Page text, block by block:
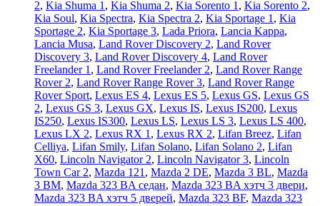
2, Kia Shuma 1 , Kia Shuma 2, Kia Sorento 1 , Kia Sorento 2,
Kia Soul, Kia Spectra, Kia Spectra 2, Kia Sportage 1 , Kia
Sportage 2, Kia Sportage 3, Lada Priora, Lancia Kappa,
Lancia Musa, Land Rover Discovery 2, Land Rover
Discovery 3, Land Rover Discovery 4, Land Rover
Freelander 1 , Land Rover Freelander 2, Land Rover Range
Rover 2, Land Rover Range Rover 3, Land Rover Range
Rover Sport, Lexus ES 4, Lexus ES 5, Lexus GS, Lexus GS
2, Lexus GS 3, Lexus GX, Lexus IS, Lexus IS200, Lexus
IS250, Lexus IS300, Lexus LS, Lexus LS 3, Lexus LS 400,
Lexus LX 2, Lexus RX 1 , Lexus RX 2, Lifan Breez, Lifan
Celliya, Lifan Smily, Lifan Solano, Lifan Solano 2, Lifan
X60, Lincoln Navigator 2, Lincoln Navigator 3, Lincoln
Town Car 2, Mazda 121 , Mazda 2 DE, Mazda 3 BL, Mazda
3 BM, Mazda 323 BA седан, Mazda 323 BA хэтч 3 двери,
Mazda 323 BA хэтч 5 дверей, Mazda 323 BF, Mazda 323